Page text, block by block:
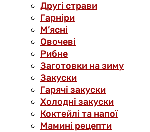
Другі страви
Гарніри
М’ясні
Овочеві
Рибне
Заготовки на зиму
Закуски
Гарячі закуски
Холодні закуски
Коктейлі та напої
Мамині рецепти